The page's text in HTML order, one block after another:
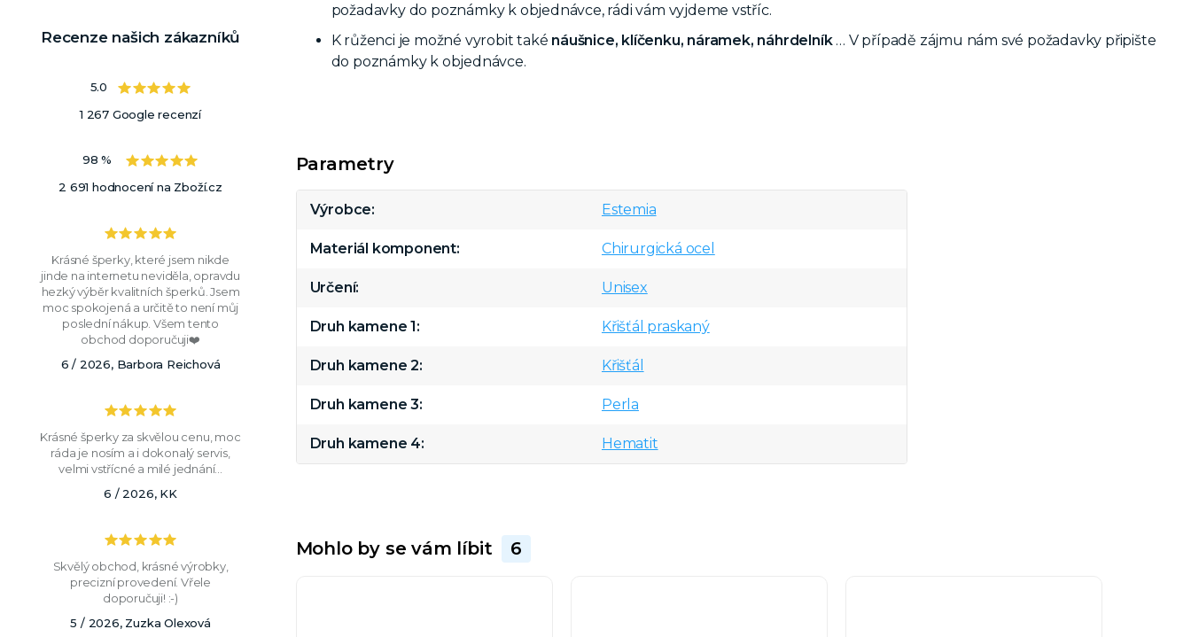
Recenze našich zákazníků
5.0
1 267 Google recenzí
98 %
2 691 hodnocení na Zboží.cz
Krásné šperky, které jsem nikde
jinde na internetu neviděla, opravdu
hezký výběr kvalitních šperků. Jsem
moc spokojená a určitě to není můj
poslední nákup. Všem tento
obchod doporučuji❤️
6 / 2026, Barbora Reichová
Krásné šperky za skvělou cenu, moc
ráda je nosím a i dokonalý servis,
velmi vstřícné a milé jednání...
6 / 2026, KK
Skvělý obchod, krásné výrobky,
precizní provedení. Vřele
doporučuji! :-)
5 / 2026, Zuzka Olexová
požadavky do poznámky k objednávce, rádi vám vyjdeme vstříc.
K růženci je možné vyrobit také náušnice, klíčenku, náramek, náhrdelník… V případě zájmu nám své požadavky připište
do poznámky k objednávce.
Parametry
Výrobce Estemia
Materiál komponent Chirurgická ocel
Určení Unisex
Druh kamene 1 Křišťál praskaný
Druh kamene 2 Křišťál
Druh kamene 3 Perla
Druh kamene 4 Hematit
Mohlo by se vám líbit 6